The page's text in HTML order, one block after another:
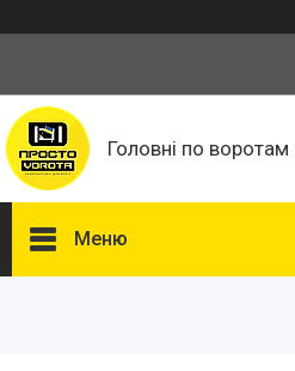
Головні по воротам
Меню